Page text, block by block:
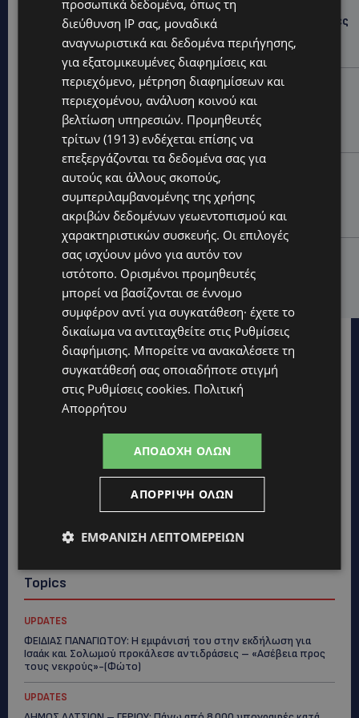
ΔΗΜΟΣ ΛΑΤΣΙΩΝ – ΓΕΡΙΟΥ: Πάνω από 8.000 υπογραφές
κατά των Δομών Ανηλίκων – Ζητούν γραπτή
δέσμευση από το Κράτος
UPDATES
ΑΓΙΟΣ ΙΩΑΝΝΗΣ ΠΙΤΣΙΛΙΑΣ: Ξανανοίγει η πισίνα του
χωριού – Μια ανάσα δροσιάς για κατοίκους και
επισκέπτες
LIFESTYLE
ΕΛΕΝΑ ΠΑΠΑΔΟΠΟΥΛΟΥ: Από τη σκηνή στην
Αντιπροεδρία του ΘΟΚ – «Μεγάλη τιμή και μεγάλη
ευθύνη»
VIBE NEWS
ARLA PROTEIN: Συνεχίζει να καινοτομεί με το Arla
Protein Food to Go.
Topics
UPDATES
ΦΕΙΔΙΑΣ ΠΑΝΑΓΙΩΤΟΥ: Η εμφάνισή του στην εκδήλωση για
Ισαάκ και Σολωμού προκάλεσε αντιδράσεις – «Ασέβεια προς
τους νεκρούς»-(Φώτο)
UPDATES
προσωπικά δεδομένα, όπως τη
διεύθυνση IP σας, μοναδικά
αναγνωριστικά και δεδομένα περιήγησης,
για εξατομικευμένες διαφημίσεις και
περιεχόμενο, μέτρηση διαφημίσεων και
περιεχομένου, ανάλυση κοινού και
βελτίωση υπηρεσιών. Προμηθευτές
τρίτων (1913) ενδέχεται επίσης να
επεξεργάζονται τα δεδομένα σας για
αυτούς και άλλους σκοπούς,
συμπεριλαμβανομένης της χρήσης
ακριβών δεδομένων γεωεντοπισμού και
χαρακτηριστικών συσκευής. Οι επιλογές
σας ισχύουν μόνο για αυτόν τον
ιστότοπο. Ορισμένοι προμηθευτές
μπορεί να βασίζονται σε έννομο
συμφέρον αντί για συγκατάθεση· έχετε το
δικαίωμα να αντιταχθείτε στις Ρυθμίσεις
διαφήμισης. Μπορείτε να ανακαλέσετε τη
συγκατάθεσή σας οποιαδήποτε στιγμή
στις Ρυθμίσεις cookies. Πολιτική
Απορρήτου
ΑΠΟΔΟΧΉ ΌΛΩΝ
ΑΠΌΡΡΙΨΗ ΌΛΩΝ
ΕΜΦΆΝΙΣΗ ΛΕΠΤΟΜΕΡΕΙΏΝ